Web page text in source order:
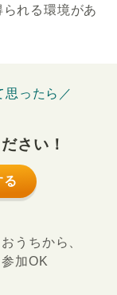
られる環境があ
ったら／
さい！
る
おうちから、
参加OK